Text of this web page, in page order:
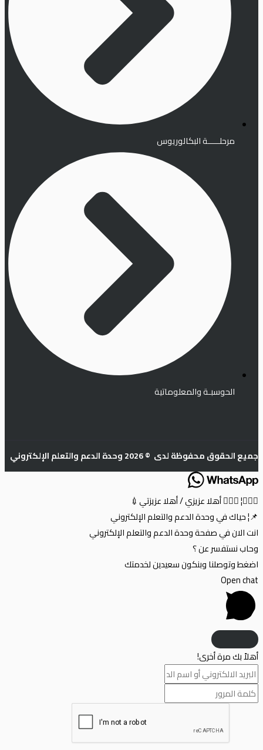
مرحلـــــة البكالوريوس
الحوسبـة والمعلوماتية
جميع الحقوق محفوظة لدى © 2026 وحدة الدعم والتعلم الإلكتروني
🙋🏼‍♂️¦ 🙋🏼‍♀️ أهلا عزيزي / أهلا عزيزتي💉
📌¦ حياك في وحدة الدعم والتعلم الإلكتروني
انت الان في صفحة وحدة الدعم والتعلم الإلكتروني
وحاب نستفسر عن ؟
اضغط وتوصلنا وبنكون سعيدين لخدمتك
Open chat
أهلاً بك مرة أخرى!